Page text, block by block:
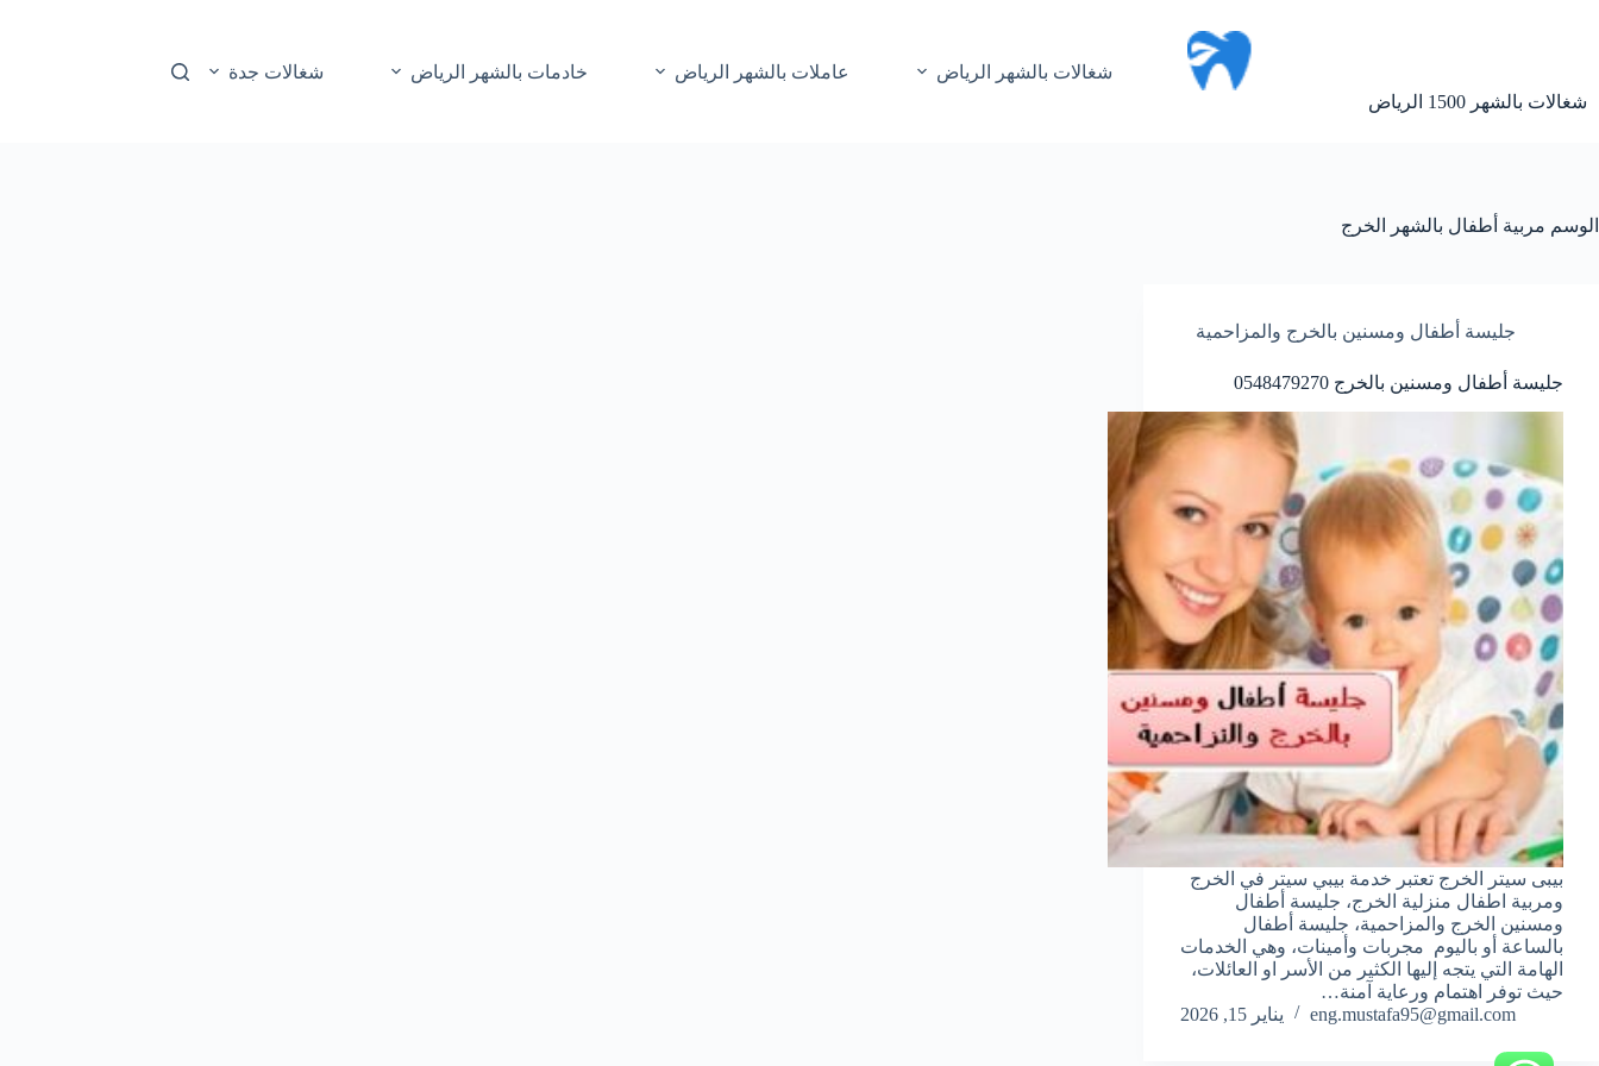
شغالات بالشهر 1500 الرياض
شغالات بالشهر الرياض عاملات بالشهر الرياض خادمات بالشهر الرياض شغالات جدة
الوسم مربية أطفال بالشهر الخرج
جليسة أطفال ومسنين بالخرج والمزاحمية
جليسة أطفال ومسنين بالخرج 0548479270
بيبى سيتر الخرج تعتبر خدمة بيبي سيتر في الخرج
ومربية اطفال منزلية الخرج، جليسة أطفال
ومسنين الخرج والمزاحمية، جليسة أطفال
بالساعة أو باليوم مجربات وأمينات، وهي الخدمات
الهامة التي يتجه إليها الكثير من الأسر او العائلات،
حيث توفر اهتمام ورعاية آمنة…
eng.mustafa95@gmail.com
يناير 15, 2026